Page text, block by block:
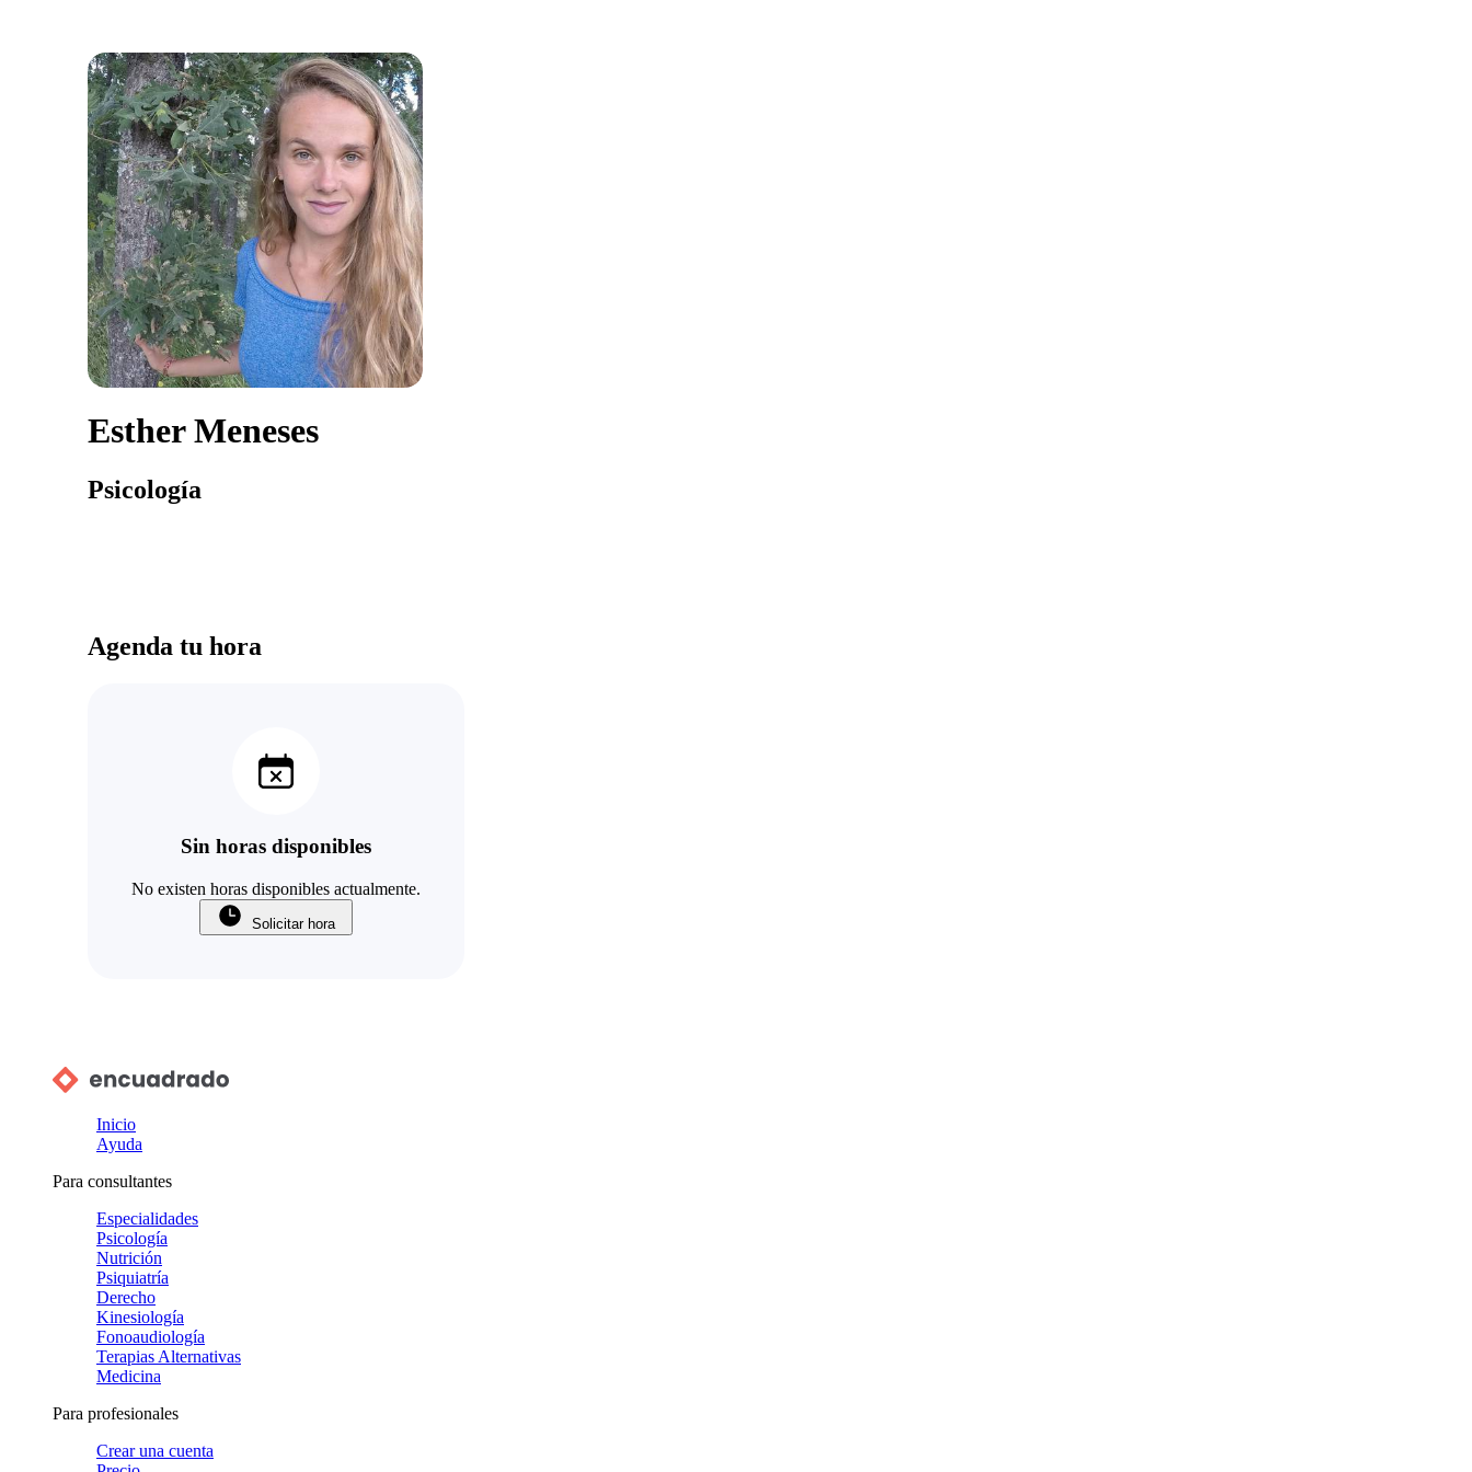
Esther Meneses
Psicología
Agenda tu hora
Sin horas disponibles
No existen horas disponibles actualmente.
Solicitar hora
Inicio
Ayuda
Para consultantes
Especialidades
Psicología
Nutrición
Psiquiatría
Derecho
Kinesiología
Fonoaudiología
Terapias Alternativas
Medicina
Para profesionales
Crear una cuenta